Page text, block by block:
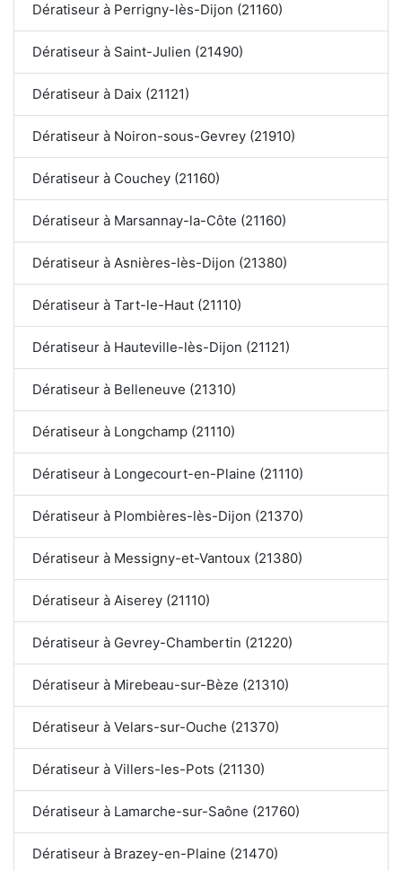
Dératiseur à Perrigny-lès-Dijon (21160)
Dératiseur à Saint-Julien (21490)
Dératiseur à Daix (21121)
Dératiseur à Noiron-sous-Gevrey (21910)
Dératiseur à Couchey (21160)
Dératiseur à Marsannay-la-Côte (21160)
Dératiseur à Asnières-lès-Dijon (21380)
Dératiseur à Tart-le-Haut (21110)
Dératiseur à Hauteville-lès-Dijon (21121)
Dératiseur à Belleneuve (21310)
Dératiseur à Longchamp (21110)
Dératiseur à Longecourt-en-Plaine (21110)
Dératiseur à Plombières-lès-Dijon (21370)
Dératiseur à Messigny-et-Vantoux (21380)
Dératiseur à Aiserey (21110)
Dératiseur à Gevrey-Chambertin (21220)
Dératiseur à Mirebeau-sur-Bèze (21310)
Dératiseur à Velars-sur-Ouche (21370)
Dératiseur à Villers-les-Pots (21130)
Dératiseur à Lamarche-sur-Saône (21760)
Dératiseur à Brazey-en-Plaine (21470)